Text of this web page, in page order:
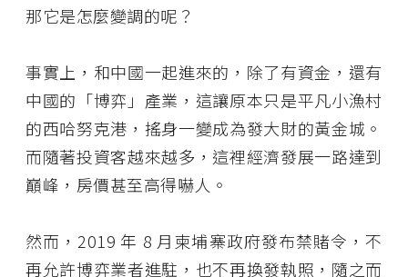
那它是怎麼變調的呢？
事實上，和中國一起進來的，除了有資金，還有
中國的「博弈」產業，這讓原本只是平凡小漁村
的西哈努克港，搖身一變成為發大財的黃金城。
而隨著投資客越來越多，這裡經濟發展一路達到
巔峰，房價甚至高得嚇人。
然而，2019 年 8 月柬埔寨政府發布禁賭令，不
再允許博弈業者進駐，也不再換發執照，隨之而